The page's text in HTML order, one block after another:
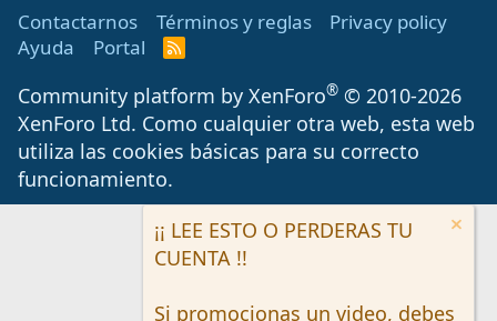
Contactarnos
Términos y reglas
Privacy policy
Ayuda
Portal
R
S
Community platform by XenForo® © 2010-2026
XenForo Ltd. Como cualquier otra web, esta web
utiliza las cookies básicas para su correcto
funcionamiento.
¡¡ LEE ESTO O PERDERAS TU
CUENTA !!
Si promocionas un video, debes